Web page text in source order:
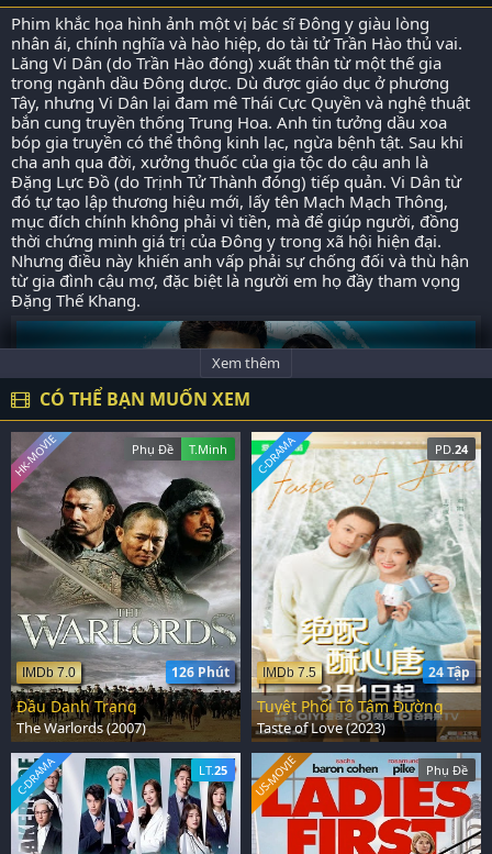
Phim khắc họa hình ảnh một vị bác sĩ Đông y giàu lòng
nhân ái, chính nghĩa và hào hiệp, do tài tử Trần Hào thủ vai.
Lăng Vi Dân (do Trần Hào đóng) xuất thân từ một thế gia
trong ngành dầu Đông dược. Dù được giáo dục ở phương
Tây, nhưng Vi Dân lại đam mê Thái Cực Quyền và nghệ thuật
bắn cung truyền thống Trung Hoa. Anh tin tưởng dầu xoa
bóp gia truyền có thể thông kinh lạc, ngừa bệnh tật. Sau khi
cha anh qua đời, xưởng thuốc của gia tộc do cậu anh là
Đặng Lực Đồ (do Trịnh Tử Thành đóng) tiếp quản. Vi Dân từ
đó tự tạo lập thương hiệu mới, lấy tên Mạch Mạch Thông,
mục đích chính không phải vì tiền, mà để giúp người, đồng
thời chứng minh giá trị của Đông y trong xã hội hiện đại.
Nhưng điều này khiến anh vấp phải sự chống đối và thù hận
từ gia đình cậu mợ, đặc biệt là người em họ đầy tham vọng
Đặng Thế Khang.
Xem thêm
CÓ THỂ BẠN MUỐN XEM
Phụ Đề T.Minh
126 Phút
IMDb 7.0
HK-MOVIE
Đầu Danh Trạng
The Warlords (2007)
PD. 24
24 Tập
IMDb 7.5
C-DRAMA
Tuyệt Phối Tô Tâm Đường
Taste of Love (2023)
LT.25
C-DRAMA Phụ Đề
US-MOVIE